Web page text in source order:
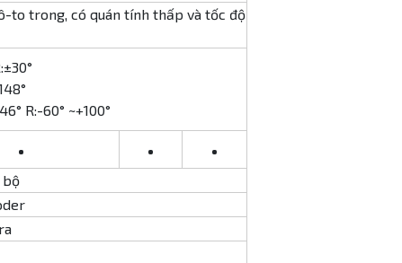
to trong, có quán tính thấp và tốc độ
R:-60° ~+100°
• • •
bộ